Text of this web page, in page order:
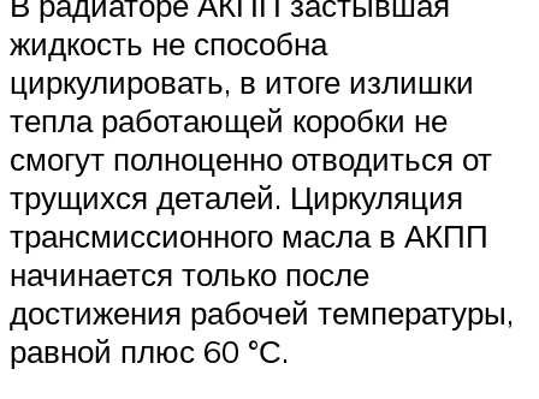
жидкость не способна
циркулировать, в итоге излишки
тепла работающей коробки не
смогут полноценно отводиться от
трущихся деталей. Циркуляция
трансмиссионного масла в АКПП
начинается только после
достижения рабочей температуры,
равной плюс 60 °С.